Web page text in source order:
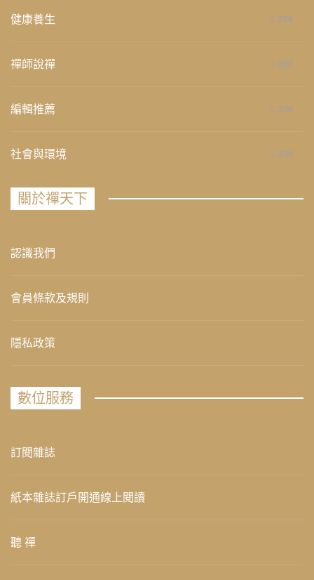
健康養生 276
禪師說禪 267
編輯推薦 236
社會與環境 235
關於禪天下
認識我們
會員條款及規則
隱私政策
數位服務
訂閱雜誌
紙本雜誌訂戶開通線上閱讀
聽 禪